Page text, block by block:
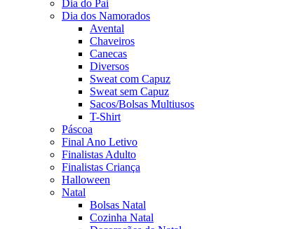
Dia do Pai
Dia dos Namorados
Avental
Chaveiros
Canecas
Diversos
Sweat com Capuz
Sweat sem Capuz
Sacos/Bolsas Multiusos
T-Shirt
Páscoa
Final Ano Letivo
Finalistas Adulto
Finalistas Criança
Halloween
Natal
Bolsas Natal
Cozinha Natal